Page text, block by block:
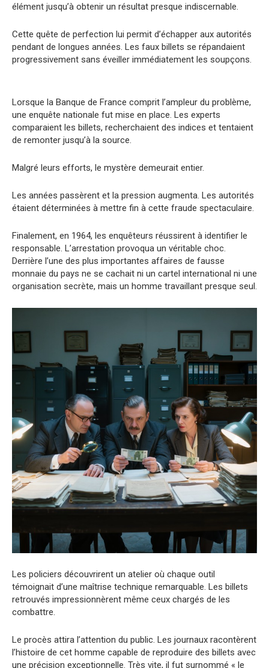
élément jusqu’à obtenir un résultat presque indiscernable.
Cette quête de perfection lui permit d’échapper aux autorités
pendant de longues années. Les faux billets se répandaient
progressivement sans éveiller immédiatement les soupçons.
Lorsque la Banque de France comprit l’ampleur du problème,
une enquête nationale fut mise en place. Les experts
comparaient les billets, recherchaient des indices et tentaient
de remonter jusqu’à la source.
Malgré leurs efforts, le mystère demeurait entier.
Les années passèrent et la pression augmenta. Les autorités
étaient déterminées à mettre fin à cette fraude spectaculaire.
Finalement, en 1964, les enquêteurs réussirent à identifier le
responsable. L’arrestation provoqua un véritable choc.
Derrière l’une des plus importantes affaires de fausse
monnaie du pays ne se cachait ni un cartel international ni une
organisation secrète, mais un homme travaillant presque seul.
Les policiers découvrirent un atelier où chaque outil
témoignait d’une maîtrise technique remarquable. Les billets
retrouvés impressionnèrent même ceux chargés de les
combattre.
Le procès attira l’attention du public. Les journaux racontèrent
l’histoire de cet homme capable de reproduire des billets avec
une précision exceptionnelle. Très vite, il fut surnommé « le